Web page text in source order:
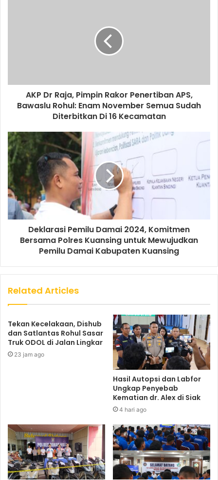
AKP Dr Raja, Pimpin Rakor Penertiban APS,
Bawaslu Rohul: Enam November Semua Sudah
Diterbitkan Di 16 Kecamatan
Deklarasi Pemilu Damai 2024, Komitmen
Bersama Polres Kuansing untuk Mewujudkan
Pemilu Damai Kabupaten Kuansing
Related Articles
Tekan Kecelakaan, Dishub
dan Satlantas Rohul Sasar
Truk ODOL di Jalan Lingkar
23 jam ago
Hasil Autopsi dan Labfor
Ungkap Penyebab
Kematian dr. Alex di Siak
4 hari ago